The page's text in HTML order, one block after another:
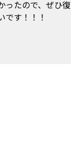
ったので、ぜひ復
す！！！